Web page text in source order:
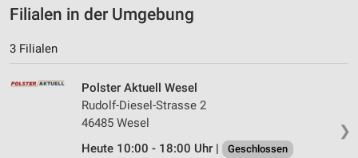
Filialen in der Umgebung
3 Filialen
❯
Polster Aktuell Wesel
Rudolf-Diesel-Strasse 2
46485 Wesel
Heute 10:00 - 18:00 Uhr |
Geschlossen
Entwicklung und Verbesserung der Angebote
Inhalten
IAB-Besonderheiten:
Verwendung genauer Standortdaten
Informationen identifizieren